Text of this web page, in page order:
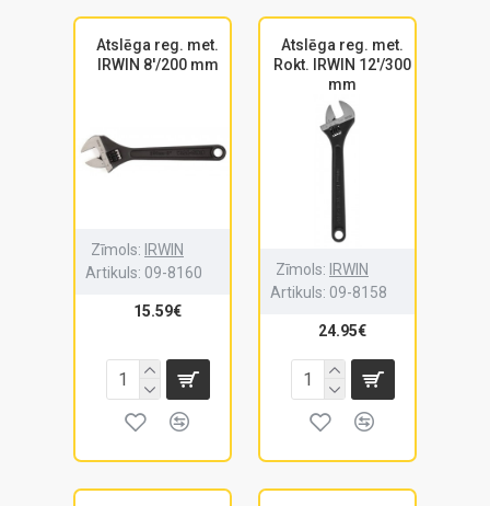
Atslēga reg. met.
IRWIN 8'/200 mm
Zīmols: IRWIN
Artikuls: 09-8160
15.59€
Atslēga reg. met.
Rokt. IRWIN 12'/300
mm
Zīmols: IRWIN
Artikuls: 09-8158
24.95€